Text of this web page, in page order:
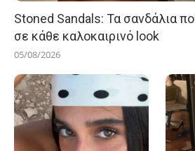
Stoned Sandals: Τα σανδάλια
σε κάθε καλοκαιρινό look
05/08/2026